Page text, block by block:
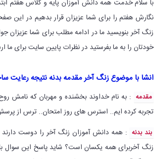
نگارش هفتم را برای شما عزیزان قرار بدهیم در این
زنگ آخر بنویسید ما در ادامه مطلب برای شما عزیزان
خودتان را به ما بفرستید در نظرات پایین سایت برای
انشا با موضوع زنگ آخر مقدمه بدنه نتیجه رعایت
مقدمه : به نام خداوند بخشنده و مهربان که
تجربه کرده ایم.. استرس های روز امتحان.. ترس از
بند بدنه : همه دانش آموزان زنگ آخر را دوست دارند
زنگ آخربرای همه یکسان است؟ شاید پاسخ این سوال